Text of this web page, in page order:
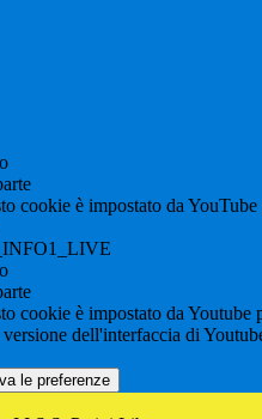
cookie è impostato da
cookie è impostato da
dell'interfaccia di
le preferenze